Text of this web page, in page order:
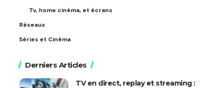
Tv, home cinéma, et écrans
Réseaux
Séries et Cinéma
Derniers Articles
TV en direct, replay et streaming :